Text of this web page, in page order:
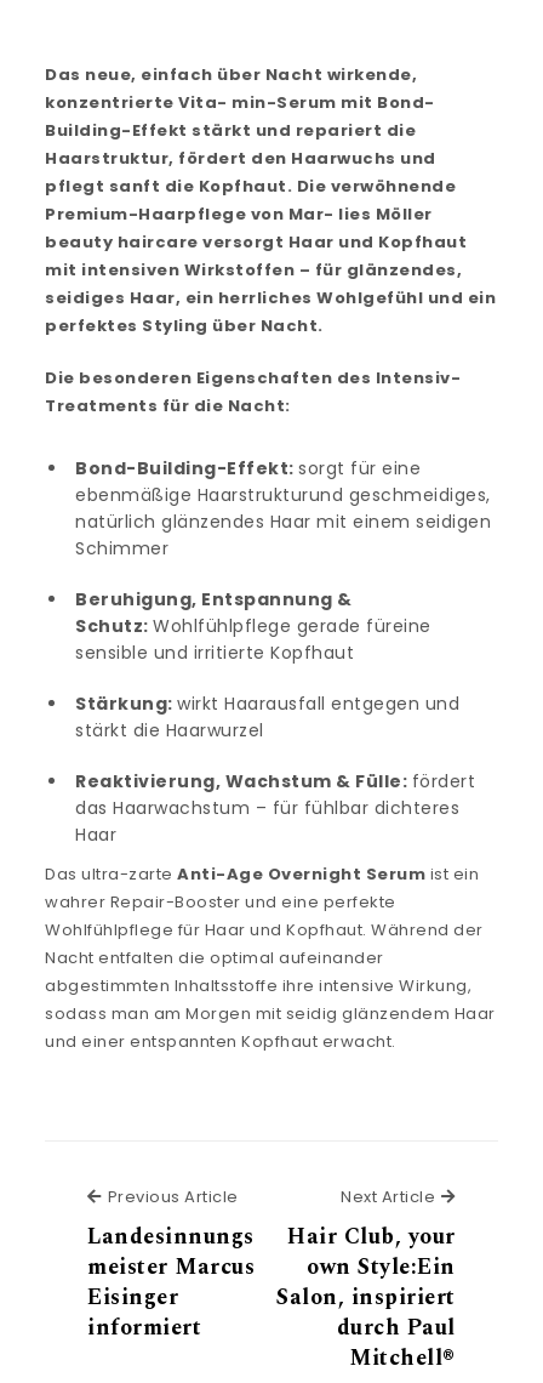
Das neue, einfach über Nacht wirkende,
konzentrierte Vita- min-Serum mit Bond-
Building-Effekt stärkt und repariert die
Haarstruktur, fördert den Haarwuchs und
pflegt sanft die Kopfhaut. Die verwöhnende
Premium-Haarpflege von Mar- lies Möller
beauty haircare versorgt Haar und Kopfhaut
mit intensiven Wirkstoffen – für glänzendes,
seidiges Haar, ein herrliches Wohlgefühl und ein
perfektes Styling über Nacht.
Die besonderen Eigenschaften des Intensiv-
Treatments für die Nacht:
Bond-Building-Effekt:sorgt für eine
ebenmäßige Haarstrukturund geschmeidiges,
natürlich glänzendes Haar mit einem seidigen
Schimmer
Beruhigung, Entspannung &
Schutz:Wohlfühlpflege gerade füreine
sensible und irritierte Kopfhaut
Stärkung:wirkt Haarausfall entgegen und
stärkt die Haarwurzel
Reaktivierung, Wachstum & Fülle: fördert
das Haarwachstum – für fühlbar dichteres
Haar
Das ultra-zarteAnti-Age Overnight Serum ist ein
wahrer Repair-Booster und eine perfekte
Wohlfühlpflege für Haar und Kopfhaut. Während der
Nacht entfalten die optimal aufeinander
abgestimmten Inhaltsstoffe ihre intensive Wirkung,
sodass man am Morgen mit seidig glänzendem Haar
und einer entspannten Kopfhaut erwacht.
Previous Article
Landesinnungs
meister Marcus
Eisinger
informiert
Next Article
Hair Club, your
own Style:Ein
Salon, inspiriert
durch Paul
Mitchell®